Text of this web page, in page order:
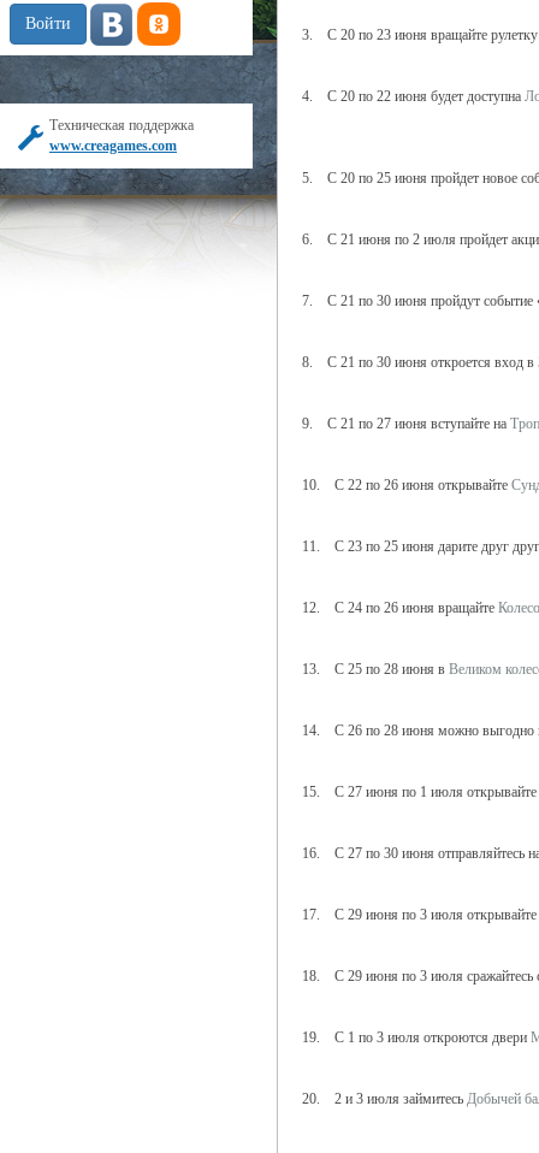
Техническая поддержка
www.creagames.com
3. С 20 по 23 июня вращайте
4. С 20 по 22 июня будет доступна
5. С 20 по 25 июня пройдет новое
6. С 21 июня по 2 июля пройдет
7. С 21 по 30 июня пройдут событие
8. С 21 по 30 июня откроется вход в
9. С 21 по 27 июня вступайте на
10. С 22 по 26 июня открывайте
11. С 23 по 25 июня дарите друг
12. С 24 по 26 июня вращайте
13. С 25 по 28 июня в Великом
14. С 26 по 28 июня можно выгодно
15. С 27 июня по 1 июля открывайте
16. С 27 по 30 июня отправляйтесь
17. С 29 июня по 3 июля открывайте
18. С 29 июня по 3 июля сражайтесь
19. С 1 по 3 июля откроются двери
20. 2 и 3 июля займитесь Добычей